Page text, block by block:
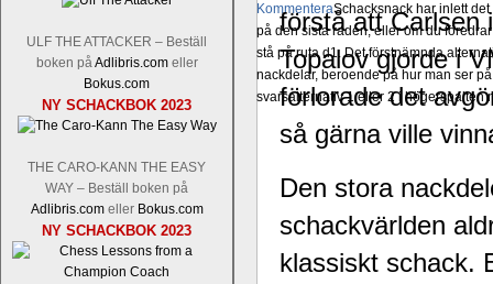
ULF THE ATTACKER – Beställ
boken på Adlibris.comeller
Bokus.com
NY SCHACKBOK 2023
THE CARO-KANN THE EASY
WAY – Beställ boken på
Adlibris.comeller Bokus.com
NY SCHACKBOK 2023
KommenteraSchacksnack har inlett
på den sista raden, eller om du
stå på ruta d1. Det förstnämnda
nackdelar, beroende på hur man ser
svarsalternativ 1 eller 2 i högerspalten
förstå att Carlsen
Topalov gjorde i
förlorade det
så gärna ville
Den stora
schackvärlden
klassiskt schack.